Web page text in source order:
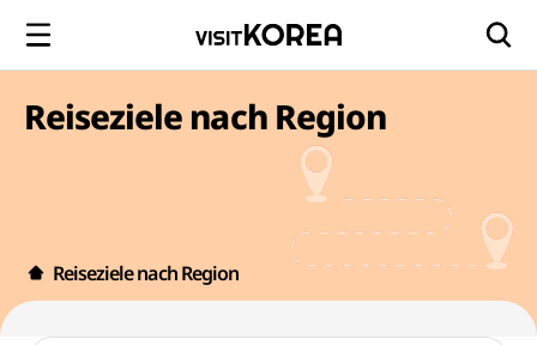
Reiseziele nach Region
Reiseziele nach Region